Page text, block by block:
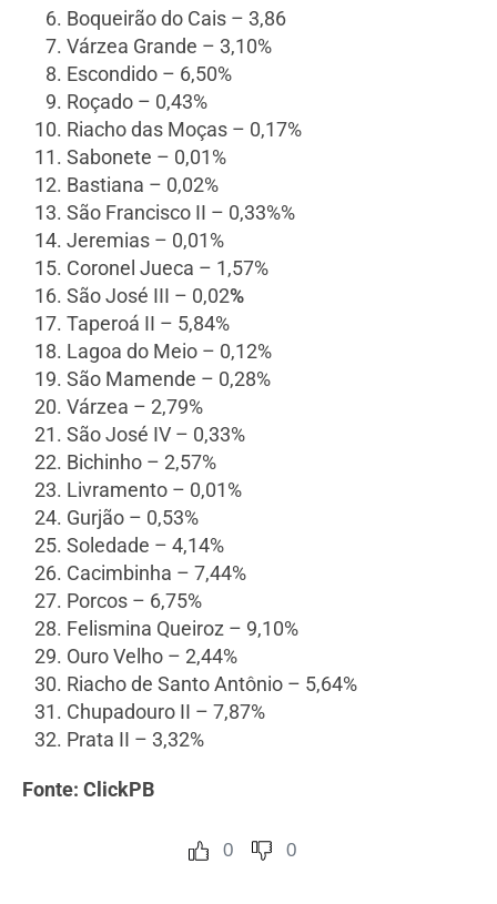
Boqueirão do Cais – 3,86
Várzea Grande – 3,10%
Escondido – 6,50%
Roçado – 0,43%
Riacho das Moças – 0,17%
Sabonete – 0,01%
Bastiana – 0,02%
São Francisco II – 0,33%%
Jeremias – 0,01%
Coronel Jueca – 1,57%
São José III – 0,02%
Taperoá II – 5,84%
Lagoa do Meio – 0,12%
São Mamende – 0,28%
Várzea – 2,79%
São José IV – 0,33%
Bichinho – 2,57%
Livramento – 0,01%
Gurjão – 0,53%
Soledade – 4,14%
Cacimbinha – 7,44%
Porcos – 6,75%
Felismina Queiroz – 9,10%
Ouro Velho – 2,44%
Riacho de Santo Antônio – 5,64%
Chupadouro II – 7,87%
Prata II – 3,32%
Fonte: ClickPB
0 0